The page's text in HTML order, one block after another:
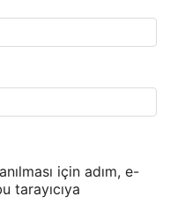
için adım, e-
tarayıcıya